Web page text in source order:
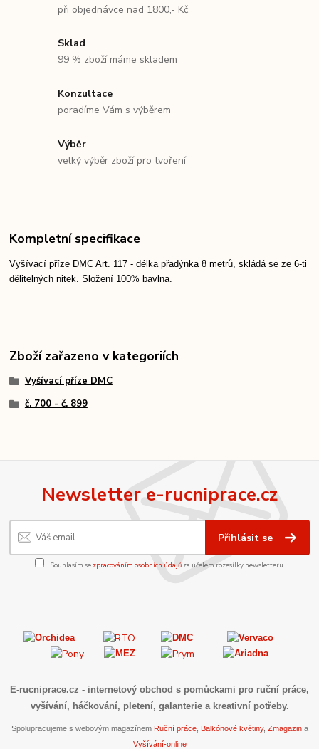
při objednávce nad 1800,- Kč
Sklad
99 % zboží máme skladem
Konzultace
poradíme Vám s výběrem
Výběr
velký výběr zboží pro tvoření
Kompletní specifikace
Vyšívací příze DMC Art. 117 - délka přadýnka 8 metrů, skládá se ze 6-ti
dělitelných nitek. Složení 100% bavlna.
Zboží zařazeno v kategoriích
Vyšívací příze DMC
č. 700 - č. 899
Newsletter e-rucniprace.cz
Přihlásit se
Souhlasím se zpracováním osobních údajůza účelem rozesílky newsletteru.
E-rucniprace.cz - internetový obchod s pomůckami pro ruční práce,
vyšívání, háčkování, pletení, galanterie a kreativní potřeby.
Spolupracujeme s webovým magazínem Ruční práce, Balkónové květiny, Zmagazina
Vyšívání-online